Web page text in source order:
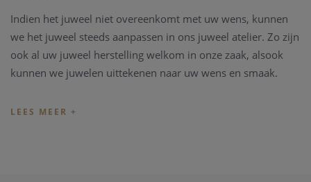
Indien het juweel niet overeenkomt met uw wens, kunnen
we het juweel steeds aanpassen in ons juweel atelier. Zo zijn
ook al uw juweel herstelling welkom in onze zaak, alsook
kunnen we juwelen uittekenen naar uw wens en smaak.